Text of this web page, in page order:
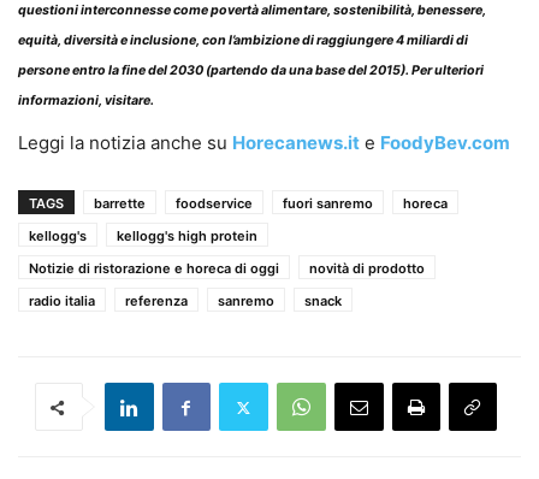
questioni interconnesse come povertà alimentare, sostenibilità, benessere,
equità, diversità e inclusione, con l’ambizione di raggiungere 4 miliardi di
persone entro la fine del 2030 (partendo da una base del 2015). Per ulteriori
informazioni, visitare.
Leggi la notizia anche su Horecanews.it e FoodyBev.com
TAGS barrette foodservice fuori sanremo
horeca
kellogg's
kellogg's high protein
Notizie di ristorazione e horeca di oggi
novità di prodotto
radio italia
referenza sanremo snack